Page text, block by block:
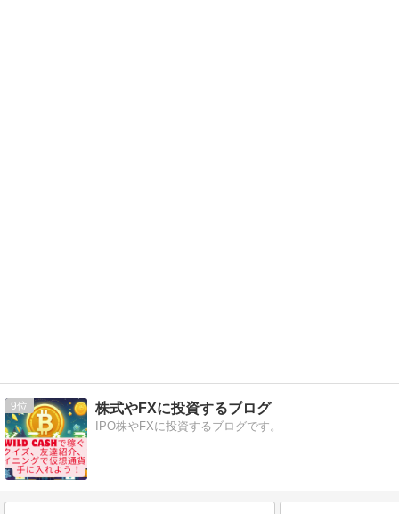
9 株式やFXに投資するブログ
IPO株やFXに投資するブログです。